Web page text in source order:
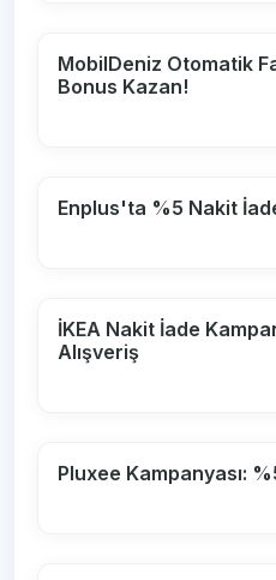
MobilDeniz Otomatik
Bonus Kazan!
Enplus'ta %5 Nakit
İKEA Nakit İade
Alışveriş
Pluxee Kampanyası: